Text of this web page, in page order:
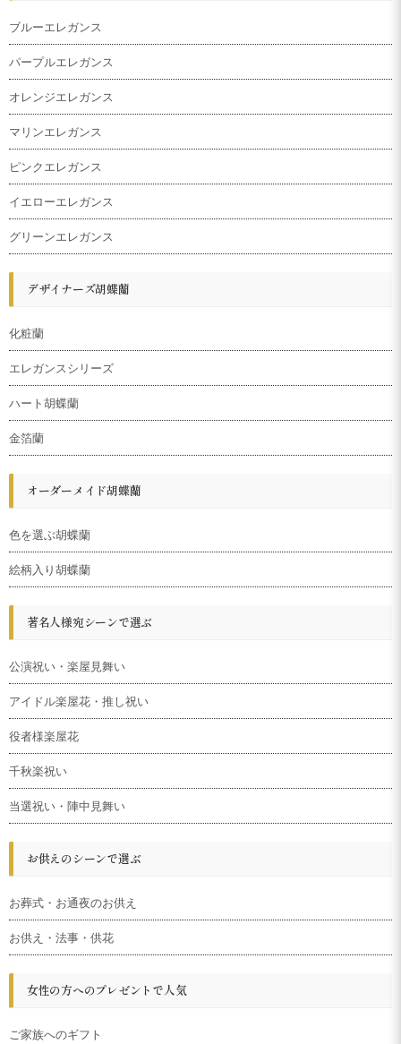
ブルーエレガンス
パープルエレガンス
オレンジエレガンス
マリンエレガンス
ピンクエレガンス
イエローエレガンス
グリーンエレガンス
デザイナーズ胡蝶蘭
化粧蘭
エレガンスシリーズ
ハート胡蝶蘭
金箔蘭
オーダーメイド胡蝶蘭
色を選ぶ胡蝶蘭
絵柄入り胡蝶蘭
著名人様宛シーンで選ぶ
公演祝い・楽屋見舞い
アイドル楽屋花・推し祝い
役者様楽屋花
千秋楽祝い
当選祝い・陣中見舞い
お供えのシーンで選ぶ
お葬式・お通夜のお供え
お供え・法事・供花
女性の方へのプレゼントで人気
ご家族へのギフト